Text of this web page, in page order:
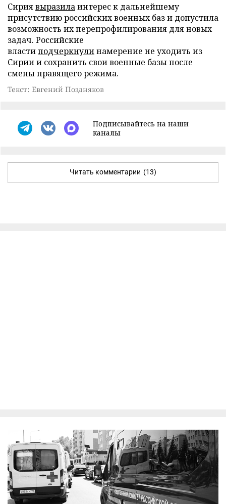
Сириявыразилаинтерес к дальнейшему
присутствию российских военных баз и допустила
возможность их перепрофилирования для новых
задач. Российские
властиподчеркнулинамерение не уходить из
Сирии и сохранить свои военные базы после
смены правящего режима.
Текст: Евгений Поздняков
Подписывайтесь на наши
каналы
Читать комментарии (13)